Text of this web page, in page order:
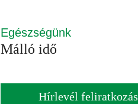
Egészségünk
Málló idő
Hírlevél feliratkozás